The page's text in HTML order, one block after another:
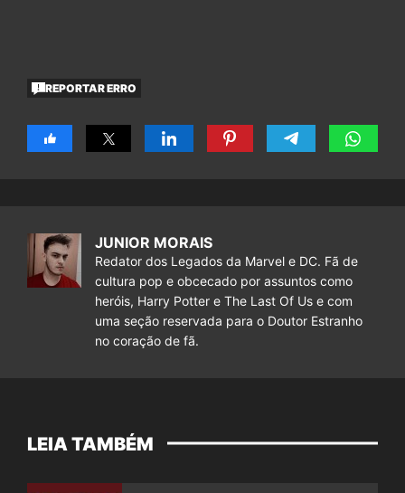
REPORTAR ERRO
JUNIOR MORAIS
Redator dos Legados da Marvel e DC. Fã de
cultura pop e obcecado por assuntos como
heróis, Harry Potter e The Last Of Us e com
uma seção reservada para o Doutor Estranho
no coração de fã.
LEIA TAMBÉM